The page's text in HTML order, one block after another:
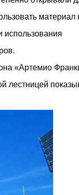
материал
использования
«Артемио
лестницей